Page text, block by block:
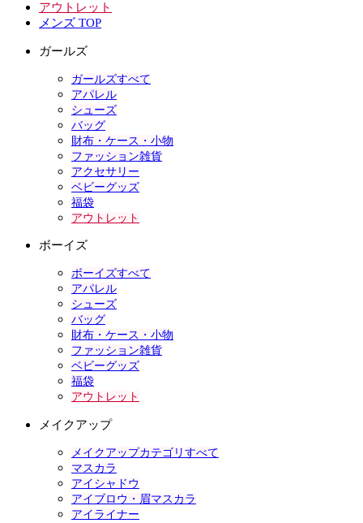
アウトレット
メンズ TOP
ガールズ
ガールズすべて
アパレル
シューズ
バッグ
財布・ケース・小物
ファッション雑貨
アクセサリー
ベビーグッズ
福袋
アウトレット
ボーイズ
ボーイズすべて
アパレル
シューズ
バッグ
財布・ケース・小物
ファッション雑貨
ベビーグッズ
福袋
アウトレット
メイクアップ
メイクアップカテゴリすべて
マスカラ
アイシャドウ
アイブロウ・眉マスカラ
アイライナー